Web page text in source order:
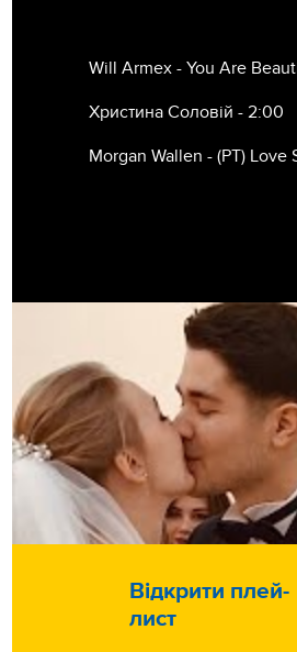
Will Armex - You Are
Христина Соловій - 2:00
Morgan Wallen - (РТ) Love
Відкрити плей-
лист